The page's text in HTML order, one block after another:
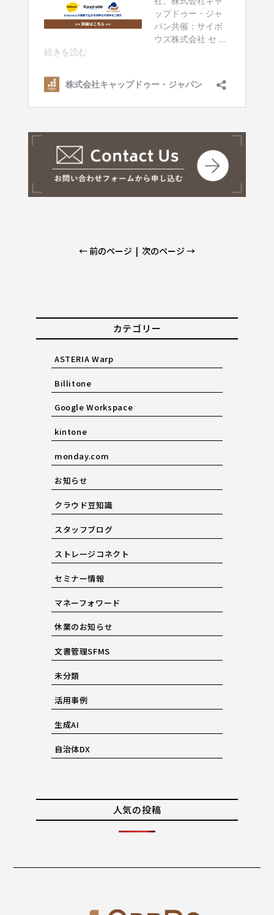
← 前のページ | 次のページ →
カテゴリー
ASTERIA Warp
Billitone
Google Workspace
kintone
monday.com
お知らせ
クラウド豆知識
スタッフブログ
ストレージコネクト
セミナー情報
マネーフォワード
休業のお知らせ
文書管理SFMS
未分類
活用事例
生成AI
自治体DX
人気の投稿